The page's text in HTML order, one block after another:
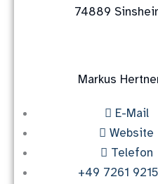
74889
Markus
E-Mail
Website
Telefon
+49 7261